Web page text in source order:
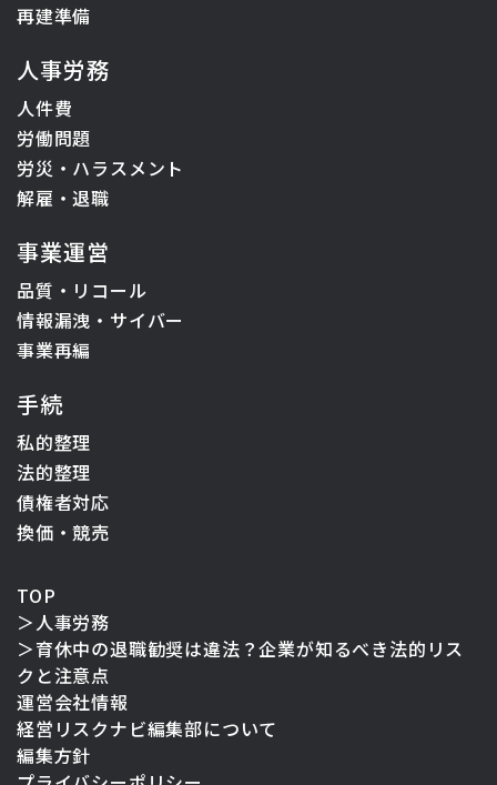
再建準備
人事労務
人件費
労働問題
労災・ハラスメント
解雇・退職
事業運営
品質・リコール
情報漏洩・サイバー
事業再編
手続
私的整理
法的整理
債権者対応
換価・競売
TOP
＞ 人事労務
＞育休中の退職勧奨は違法？企業が知るべき法的リス
クと注意点
運営会社情報
経営リスクナビ編集部について
編集方針